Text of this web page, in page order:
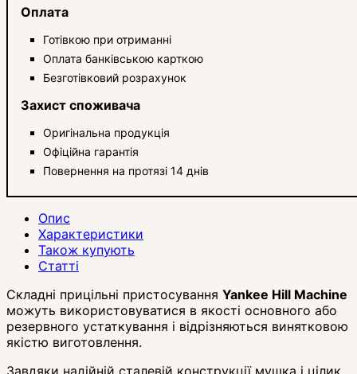
Оплата
Готівкою при отриманні
Оплата банківською карткою
Безготівковий розрахунок
Захист споживача
Оригінальна продукція
Офіційна гарантія
Повернення на протязі 14 днів
Опис
Характеристики
Також купують
Статті
Складні прицільні пристосування Yankee Hill Machine
можуть використовуватися в якості основного або
резервного устаткування і відрізняються винятковою
якістю виготовлення.
Завдяки надійній сталевій конструкції мушка і цілик